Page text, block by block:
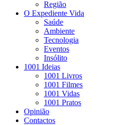
Região
O Expediente Vida
Saúde
Ambiente
Tecnologia
Eventos
Insólito
1001 Ideias
1001 Livros
1001 Filmes
1001 Vidas
1001 Pratos
Opinião
Contactos